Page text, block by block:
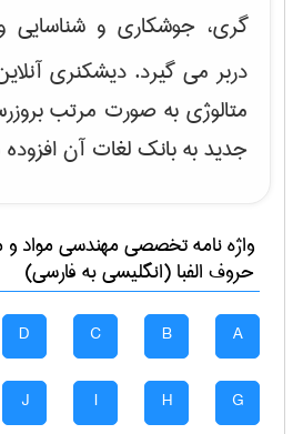
گری، جوشکاری و شناسایی
دربر می گیرد. دیشکنری
متالوژی به صورت مرتب
جدید به بانک لغات آن
واژه نامه تخصصیمهندسی مواد و
حروف الفبا (انگلیسی به فارسی)
A
B
C
D
G
H
I
J